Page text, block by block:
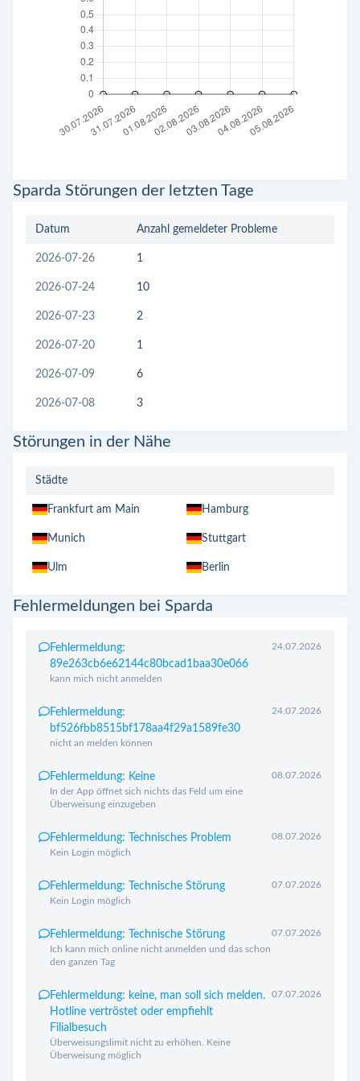
Sparda Störungen der letzten Tage
Datum Anzahl gemeldeter Probleme
2026-07-26 1
2026-07-24 10
2026-07-23 2
2026-07-20 1
2026-07-09 6
2026-07-08 3
Störungen in der Nähe
Städte
Frankfurt am Main Hamburg
Munich Stuttgart
Ulm Berlin
Fehlermeldungen bei Sparda
Fehlermeldung:
89e263cb6e62144c80bcad1baa30e066
kann mich nicht anmelden
24.07.2026
Fehlermeldung:
bf526fbb8515bf178aa4f29a1589fe30
nicht an melden können
24.07.2026
Fehlermeldung: Keine
In der App öffnet sich nichts das Feld um eine
Überweisung einzugeben
08.07.2026
Fehlermeldung: Technisches Problem
Kein Login möglich
08.07.2026
Fehlermeldung: Technische Störung
Kein Login möglich
07.07.2026
Fehlermeldung: Technische Störung
Ich kann mich online nicht anmelden und das schon
den ganzen Tag
07.07.2026
Fehlermeldung: keine, man soll sich melden.
Hotline vertröstet oder empfiehlt
Filialbesuch
Überweisungslimit nicht zu erhöhen. Keine
Überweisung möglich
07.07.2026